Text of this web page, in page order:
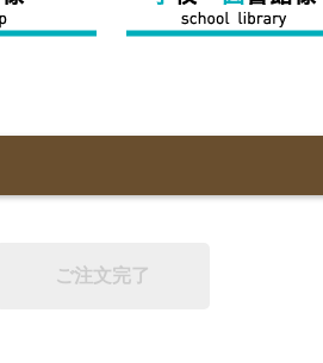
ご注文完了